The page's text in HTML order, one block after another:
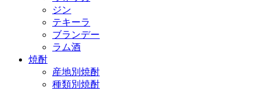
ジン
テキーラ
ブランデー
ラム酒
焼酎
産地別焼酎
種類別焼酎